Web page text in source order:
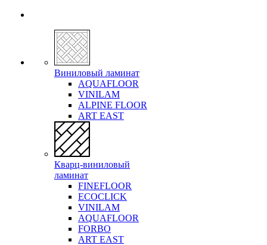
Виниловый ламинат
AQUAFLOOR
VINILAM
ALPINE FLOOR
ART EAST
Кварц-виниловый
ламинат
FINEFLOOR
ECOCLICK
VINILAM
AQUAFLOOR
FORBO
ART EAST